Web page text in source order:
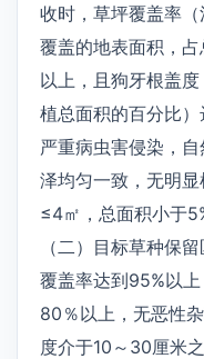
收时，草坪覆盖率
覆盖的地表面积，
以上，且狗牙根盖
植总面积的百分比
严重病虫害侵染，
泽均匀一致，无明
≤4㎡，总面积小于
（二）目标草种保
覆盖率达到95%以
80％以上，无恶性
度介于10～30厘米